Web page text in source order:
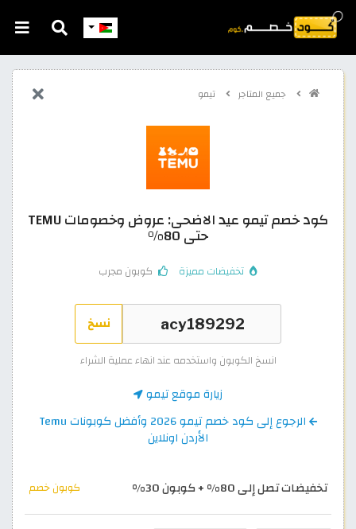
جميع المتاجر تيمو
كود خصم تيمو عيد الاضحى: عروض وخصومات TEMU
حتى 80%
تخفيضات مميزة كوبون مجرب
نسخ
انسخ الكوبون واستخدمه عند انهاء عملية الشراء
زيارة موقع تيمو
الرجوع إلى كود خصم تيمو 2026 وأفضل كوبونات Temu
الأردن اونلاين
تخفيضات تصل إلى 80% + كوبون 30% كوبون خصم